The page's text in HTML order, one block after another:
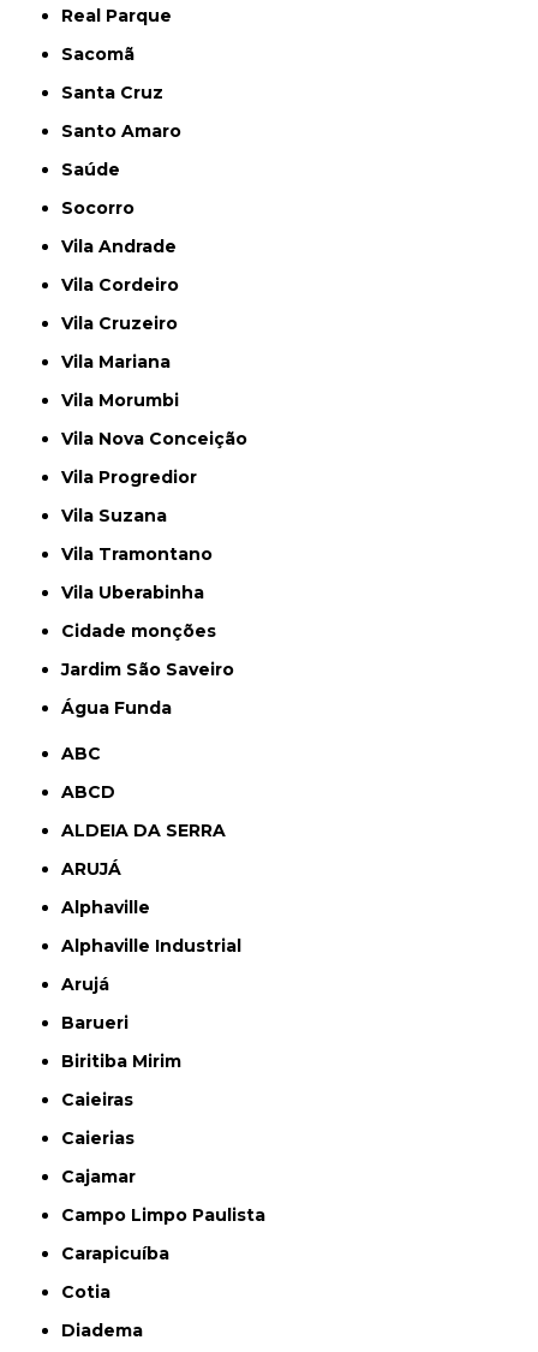
Real Parque
Sacomã
Santa Cruz
Santo Amaro
Saúde
Socorro
Vila Andrade
Vila Cordeiro
Vila Cruzeiro
Vila Mariana
Vila Morumbi
Vila Nova Conceição
Vila Progredior
Vila Suzana
Vila Tramontano
Vila Uberabinha
cidade monções
jardim São Saveiro
Água Funda
ABC
ABCD
ALDEIA DA SERRA
ARUJÁ
Alphaville
Alphaville Industrial
Arujá
Barueri
Biritiba Mirim
Caieiras
Caierias
Cajamar
Campo Limpo Paulista
Carapicuíba
Cotia
Diadema